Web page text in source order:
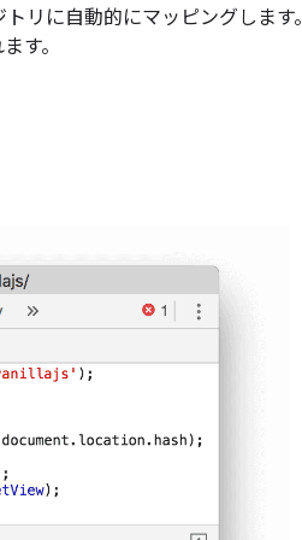
リに自動的にマッピングします。
す。